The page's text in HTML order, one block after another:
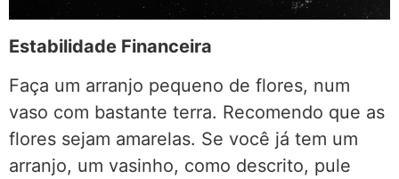
Estabilidade Financeira
Faça um arranjo pequeno de flores, num
vaso com bastante terra. Recomendo que as
flores sejam amarelas. Se você já tem um
arranjo, um vasinho, como descrito, pule